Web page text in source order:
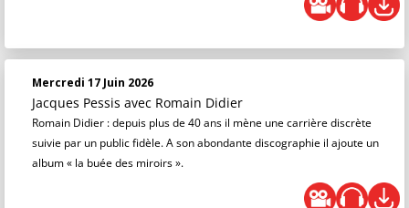
Mercredi 17 Juin 2026
Jacques Pessis avec Romain Didier
Romain Didier : depuis plus de 40 ans il mène une carrière discrète
suivie par un public fidèle. A son abondante discographie il ajoute un
album « la buée des miroirs ».